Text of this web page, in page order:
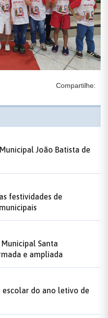
Compartilhe:
João Batista de
festividades de
Santa
e ampliada
do ano letivo de